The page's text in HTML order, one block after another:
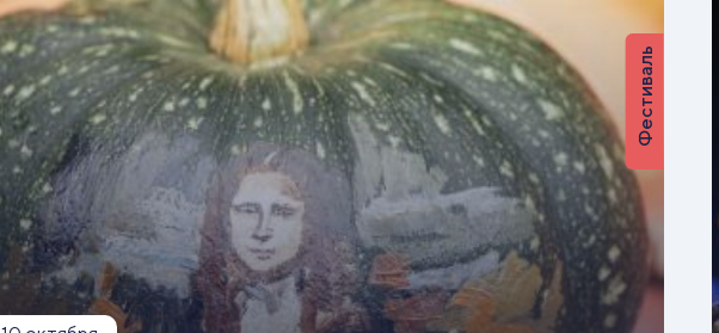
Фестиваль